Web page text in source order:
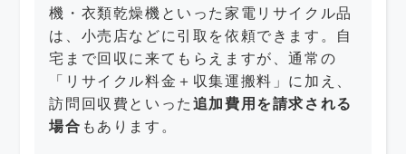
機・衣類乾燥機といった家電リサイクル品
は、小売店などに引取を依頼できます。自
宅まで回収に来てもらえますが、通常の
「リサイクル料金＋収集運搬料」に加え、
訪問回収費といった 追加費用を請求される
場合 もあります。